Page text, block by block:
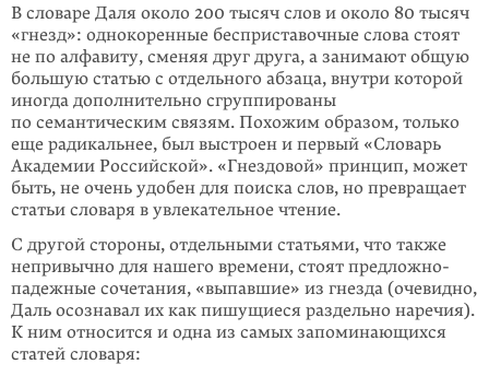
В словаре Даля около 200 тысяч слов и около 80 тысяч
«гнезд»: однокоренные бесприставочные слова стоят
не по алфавиту, сменяя друг друга, а занимают общую
большую статью с отдельного абзаца, внутри которой
иногда допол­нительно сгруппированы
по семантическим связям. Похожим образом, только
еще радикальнее, был выстроен и первый «Словарь
Академии Российской». «Гнездовой» принцип, может
быть, не очень удобен для поиска слов, но пре­вращает
статьи словаря в увлекательное чтение.
С другой стороны, отдельными статьями, что также
непривычно для нашего вре­мени, стоят предложно-
падежные сочетания, «выпавшие» из гнезда (очевид­но,
Даль осознавал их как пишущиеся раздельно наречия).
К ним относится и одна из самых запоминающихся
статей словаря: